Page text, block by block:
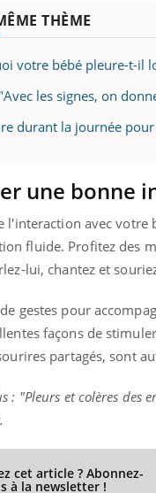
THÈME
votre bébé pleure-t-il
les signes, on
durant la journée
une bonne
l'interaction avec votre
fluide. Profitez des
lui, chantez et
gestes pour
façons de
partagés, sont
: "Pleurs et colères des
cet article ? Abonnez-
à la newsletter !